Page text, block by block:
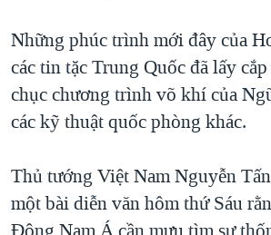
Những phúc trình mới đây của
các tin tặc Trung Quốc đã lấy
chục chương trình võ khí của
các kỹ thuật quốc phòng khác.
Thủ tướng Việt Nam Nguyễn
một bài diễn văn hôm thứ Sáu